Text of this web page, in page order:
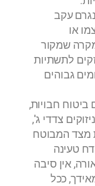
עקב
או
שמקור
לתשתיות
גבוהים
ביטוח חבויות,
צדדי ג',
מצד המבוטח
טעינה
אין סיבה
ככל